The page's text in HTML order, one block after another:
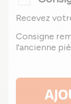
Recevez
Consigne
l'ancienne